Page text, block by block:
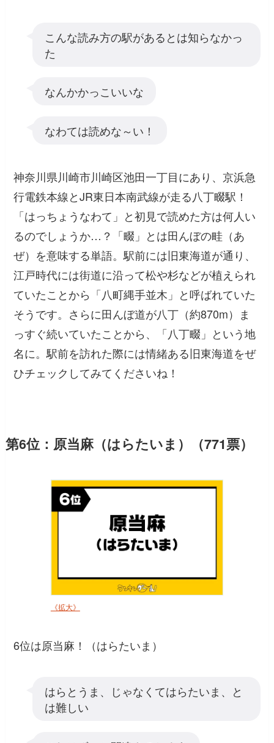
こんな読み方の駅があるとは知らなかっ
た
なんかかっこいいな
なわては読めな～い！
神奈川県川崎市川崎区池田一丁目にあり、京浜急
行電鉄本線とJR東日本南武線が走る八丁畷駅！
「はっちょうなわて」と初見で読めた方は何人い
るのでしょうか…？「畷」とは田んぼの畦（あ
ぜ）を意味する単語。駅前には旧東海道が通り、
江戸時代には街道に沿って松や杉などが植えられ
ていたことから「八町縄手並木」と呼ばれていた
そうです。さらに田んぼ道が八丁（約870m）ま
っすぐ続いていたことから、「八丁畷」という地
名に。駅前を訪れた際には情緒ある旧東海道をぜ
ひチェックしてみてくださいね！
第6位：原当麻（はらたいま）（771票）
《拡大》
6位は原当麻！（はらたいま）
はらとうま、じゃなくてはらたいま、と
は難しい